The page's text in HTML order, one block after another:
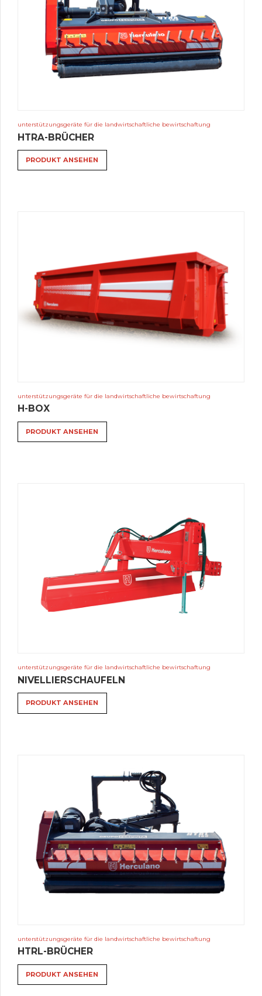
unterstützungsgeräte für die landwirtschaftliche bewirtschaftung
HTRA-BRÜCHER
PRODUKT ANSEHEN
unterstützungsgeräte für die landwirtschaftliche bewirtschaftung
H-BOX
PRODUKT ANSEHEN
unterstützungsgeräte für die landwirtschaftliche bewirtschaftung
NIVELLIERSCHAUFELN
PRODUKT ANSEHEN
unterstützungsgeräte für die landwirtschaftliche bewirtschaftung
HTRL-BRÜCHER
PRODUKT ANSEHEN